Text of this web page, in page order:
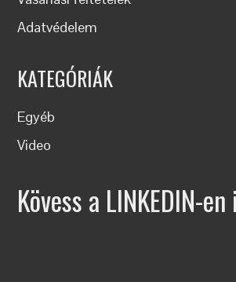
Adatvédelem
KATEGÓRIÁK
Egyéb
Video
Kövess a LINKEDIN-en